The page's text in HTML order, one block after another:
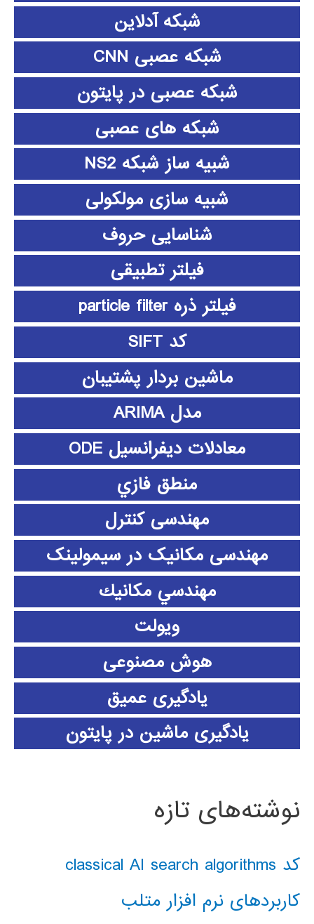
شبکه آدلاین
شبکه عصبی CNN
شبکه عصبی در پایتون
شبکه های عصبی
شبیه ساز شبکه NS2
شبیه سازی مولکولی
شناسایی حروف
فیلتر تطبیقی
فیلتر ذره particle filter
کد SIFT
ماشین بردار پشتیبان
مدل ARIMA
معادلات دیفرانسیل ODE
منطق فازي
مهندسی کنترل
مهندسی مکانیک در سیمولینک
مهندسي مكانيك
ویولت
هوش مصنوعی
یادگیری عمیق
یادگیری ماشین در پایتون
نوشته‌های تازه
کد classical AI search algorithms
کاربردهای نرم افزار متلب